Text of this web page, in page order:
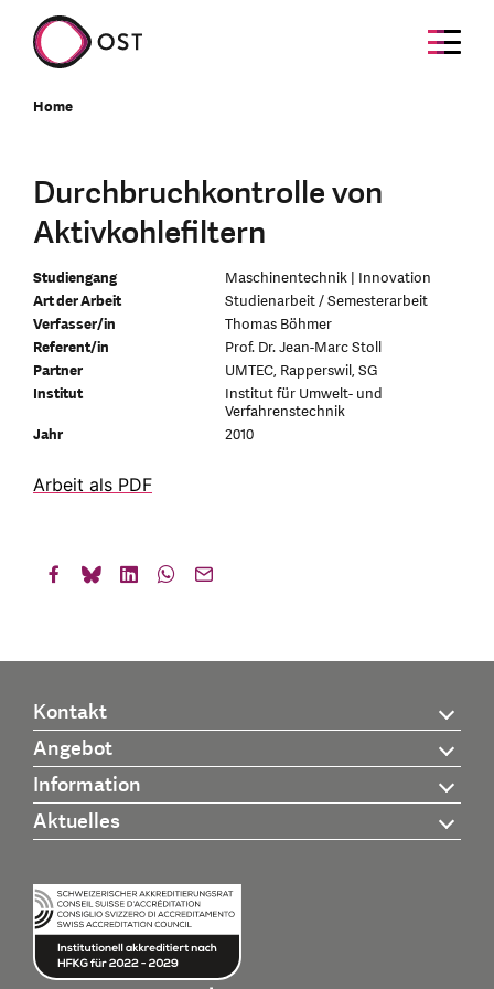
Home
Durchbruchkontrolle von
Aktivkohlefiltern
Studiengang
Maschinentechnik | Innovation
Art der Arbeit
Studienarbeit / Semesterarbeit
Verfasser/in
Thomas Böhmer
Referent/in
Prof. Dr. Jean-Marc Stoll
Partner
UMTEC, Rapperswil, SG
Institut
Institut für Umwelt- und
Verfahrenstechnik
Jahr
2010
Arbeit als PDF
Kontakt
Angebot
Information
Aktuelles